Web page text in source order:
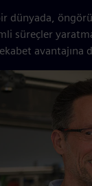
dünyada,
süreçler
avantajına